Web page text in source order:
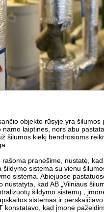
objekto rūsyje yra
laiptines, nors abu
šilumos kiekį bendrosioms
pranešime, nustatė,
sistema su vienu
sistema. Abiejuose
kad AB „Vilniaus
šildymo sistemų ,
sistemas ir
konstatavo, kad įmonė